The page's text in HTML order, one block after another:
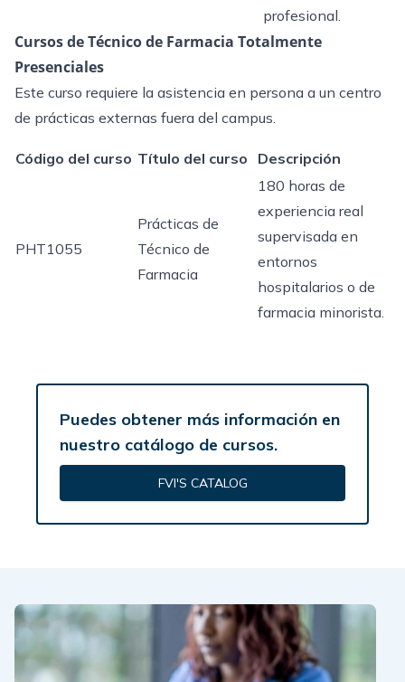
profesional.
Cursos de Técnico de Farmacia Totalmente
Presenciales
Este curso requiere la asistencia en persona a un centro
de prácticas externas fuera del campus.
Código del curso Título del curso Descripción
PHT1055
Prácticas de
Técnico de
Farmacia
180 horas de
experiencia real
supervisada en
entornos
hospitalarios o de
farmacia minorista.
Puedes obtener más información en
nuestro catálogo de cursos.
FVI'S CATALOG